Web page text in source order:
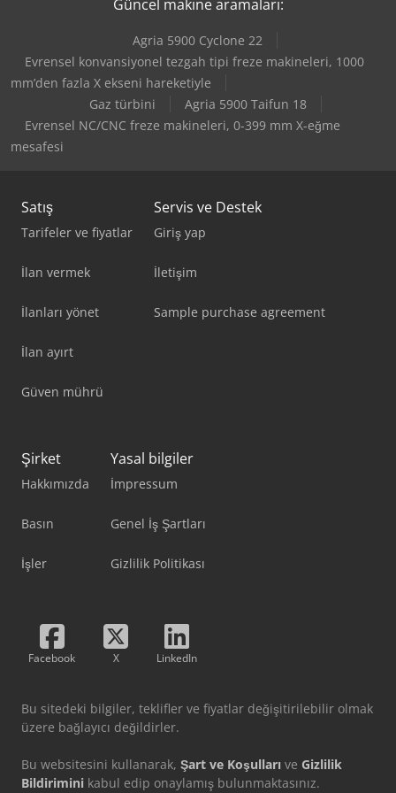
Haas Vm-3
Güncel makine aramaları:
Agria 5900 Cyclone 22
Evrensel konvansiyonel tezgah tipi freze makineleri, 1000
mm’den fazla X ekseni hareketiyle
Gaz türbini
Agria 5900 Taifun 18
Evrensel NC/CNC freze makineleri, 0-399 mm X-eğme
mesafesi
Satış
Tarifeler ve fiyatlar
İlan vermek
İlanları yönet
İlan ayırt
Güven mührü
Servis ve Destek
Giriş yap
İletişim
Sample purchase agreement
Şirket
Hakkımızda
Basın
İşler
Yasal bilgiler
İmpressum
Genel İş Şartları
Gizlilik Politikası
Facebook X LinkedIn
Bu sitedeki bilgiler, teklifler ve fiyatlar değişitirilebilir olmak
üzere bağlayıcı değildirler.
Bu websitesini kullanarak, Şart ve Koşulları ve Gizlilik
Bildirimini kabul edip onaylamış bulunmaktasınız.